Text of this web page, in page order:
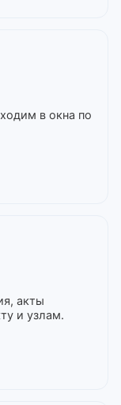
в окна по
акты
и узлам.